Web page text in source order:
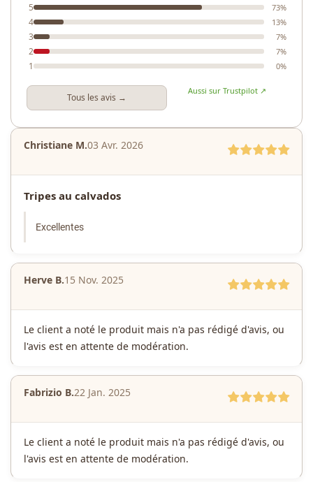
5 73%
4 13%
3 7%
2 7%
1 0%
Tous les avis →
Aussi sur Trustpilot ↗
Christiane M.03 Avr. 2026
Tripes au calvados
Excellentes
Herve B.15 Nov. 2025
Le client a noté le produit mais n'a pas rédigé d'avis, ou
l'avis est en attente de modération.
Fabrizio B.22 Jan. 2025
Le client a noté le produit mais n'a pas rédigé d'avis, ou
l'avis est en attente de modération.